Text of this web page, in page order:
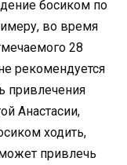
босиком по
во время
28
рекомендуется
привлечения
Анастасии,
ходить,
привлечь